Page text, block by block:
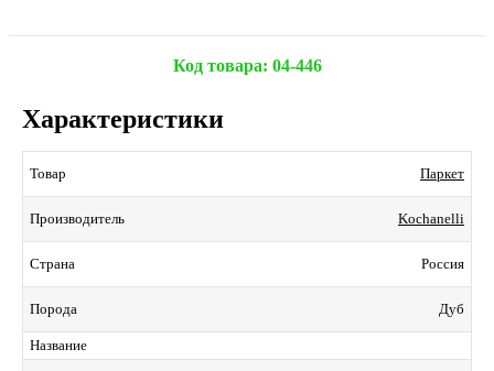
Код товара: 04-446
Характеристики
Товар Паркет
Производитель Kochanelli
Страна Россия
Порода Дуб
Название